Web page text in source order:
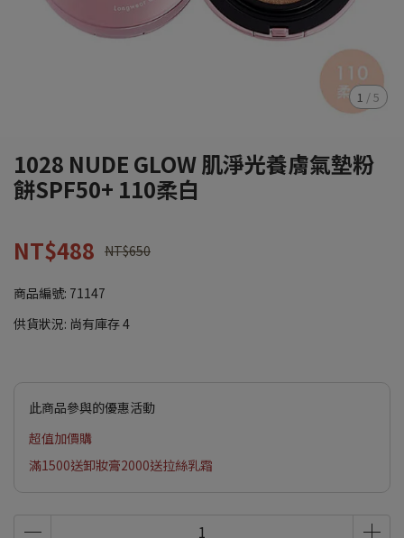
1 /5
1028 NUDE GLOW 肌淨光養膚氣墊粉
餅SPF50+ 110柔白
NT$488 NT$650
商品編號: 71147
供貨狀況: 尚有庫存 4
此商品參與的優惠活動
超值加價購
滿1500送卸妝膏2000送拉絲乳霜